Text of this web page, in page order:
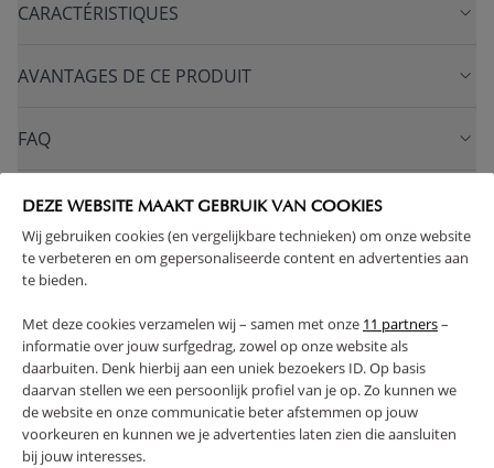
DEZE WEBSITE MAAKT GEBRUIK VAN COOKIES
Wij gebruiken cookies (en vergelijkbare technieken) om onze website
te verbeteren en om gepersonaliseerde content en advertenties aan
te bieden.
Met deze cookies verzamelen wij – samen met onze 11 partners–
informatie over jouw surfgedrag, zowel op onze website als
daarbuiten. Denk hierbij aan een uniek bezoekers ID. Op basis
daarvan stellen we een persoonlijk profiel van je op. Zo kunnen we
de website en onze communicatie beter afstemmen op jouw
voorkeuren en kunnen we je advertenties laten zien die aansluiten
bij jouw interesses.
CARACTÉRISTIQUES
AVANTAGES DE CE PRODUIT
FAQ
RETOURS
High-contrast mode
SOUVENT ACHETÉS ENSEMBLE